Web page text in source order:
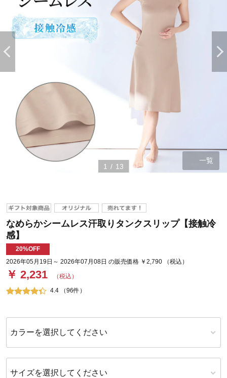
1 / 13
一覧
なめらかシームレス汗取りタンクスリップ【接触冷
感】
20%OFF
2026年05月19日～ 2026年07月08日 の販売価格 ￥2,790 （税込）
￥ 2,231 （税込）
4.4 （96件）
カラーを選択してください
サイズを選択してください